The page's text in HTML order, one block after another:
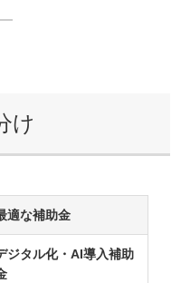
け
適な補助金
ジタル化・AI導入補助